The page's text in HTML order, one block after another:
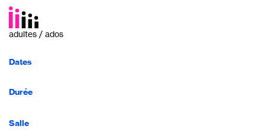
adultes / ados
Dates
Durée
Salle